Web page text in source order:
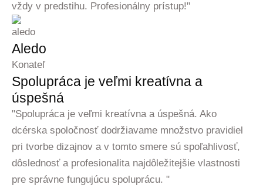
vždy v predstihu. Profesionálny prístup!"
Aledo
Konateľ
Spolupráca je veľmi kreatívna a
úspešná
"Spolupráca je veľmi kreatívna a úspešná. Ako
dcérska spoločnosť dodržiavame množstvo pravidiel
pri tvorbe dizajnov a v tomto smere sú spoľahlivosť,
dôslednosť a profesionalita najdôležitejšie vlastnosti
pre správne fungujúcu spoluprácu. "